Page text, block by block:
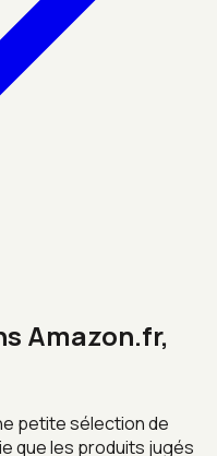
Amazon.fr,
petite sélection de
que les produits jugés